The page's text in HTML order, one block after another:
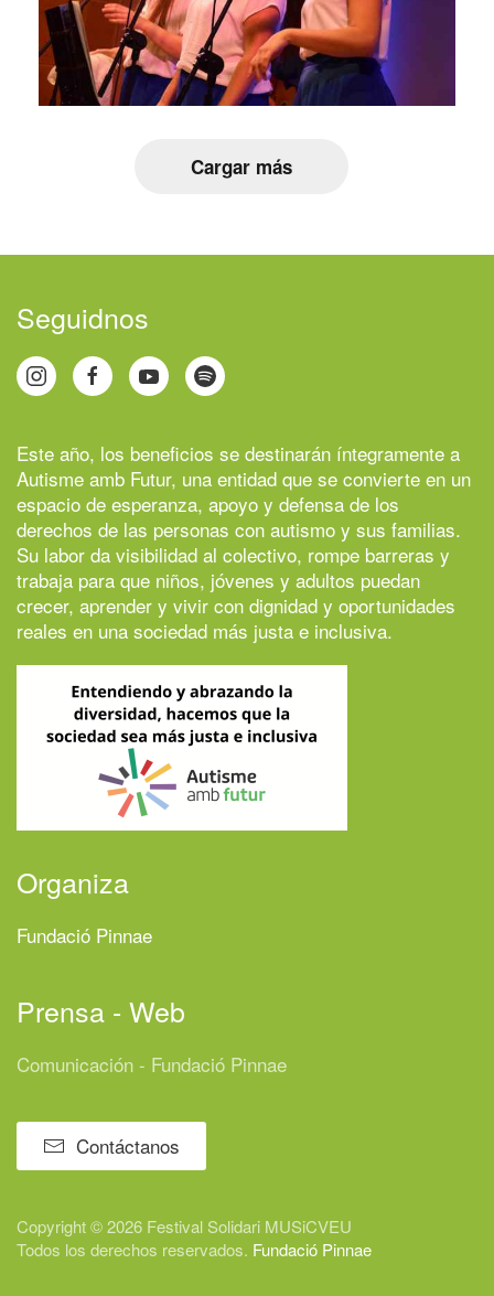
Cargar más
Seguidnos
Este año, los beneficios se destinarán íntegramente a
Autisme amb Futur, una entidad que se convierte en un
espacio de esperanza, apoyo y defensa de los
derechos de las personas con autismo y sus familias.
Su labor da visibilidad al colectivo, rompe barreras y
trabaja para que niños, jóvenes y adultos puedan
crecer, aprender y vivir con dignidad y oportunidades
reales en una sociedad más justa e inclusiva.
Organiza
Fundació Pinnae
Prensa - Web
Comunicación - Fundació Pinnae
Contáctanos
Copyright © 2026 Festival Solidari MUSiCVEU
Todos los derechos reservados. Fundació Pinnae